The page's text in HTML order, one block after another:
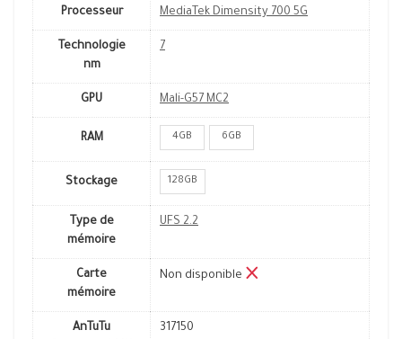
Processeur MediaTek Dimensity 700 5G
Technologie
nm
7
GPU Mali-G57 MC2
RAM 4GB 6GB
Stockage 128GB
Type de
mémoire
UFS 2.2
Carte
mémoire
Non disponible
AnTuTu
317150